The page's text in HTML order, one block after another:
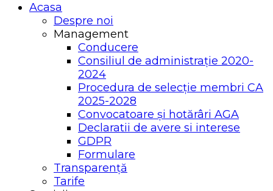
Acasa
Despre noi
Management
Conducere
Consiliul de administrație 2020-
2024
Procedura de selecție membri CA
2025-2028
Convocatoare și hotărâri AGA
Declaratii de avere si interese
GDPR
Formulare
Transparență
Tarife